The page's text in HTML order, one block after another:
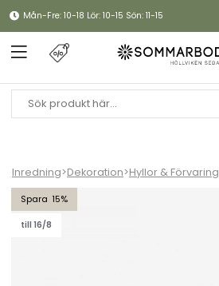
Mån-Fre: 10-18 Lör: 10-15 Sön: 11-15
Inredning>Dekoration>Hyllor & Förvaring
15
till 16/8
Carry me rottingkorg låg - rotting